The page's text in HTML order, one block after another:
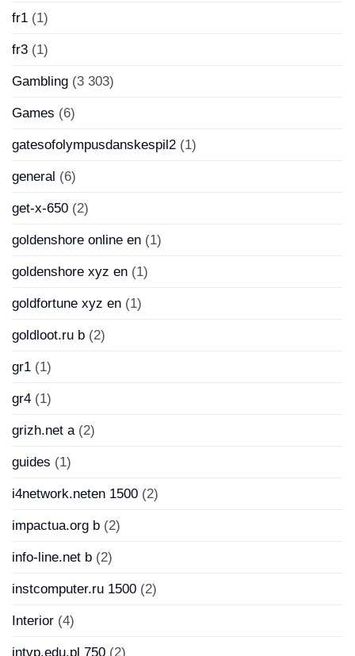
fr1 (1)
fr3 (1)
Gambling (3 303)
Games (6)
gatesofolympusdanskespil2 (1)
general (6)
get-x-650 (2)
goldenshore online en (1)
goldenshore xyz en (1)
goldfortune xyz en (1)
goldloot.ru b (2)
gr1 (1)
gr4 (1)
grizh.net a(2)
guides (1)
i4network.neten 1500 (2)
impactua.org b (2)
info-line.net b (2)
instcomputer.ru 1500 (2)
Interior (4)
intvp.edu.pl 750 (2)